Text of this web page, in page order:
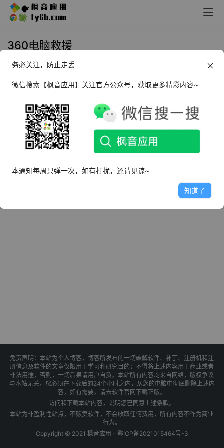
360电脑救援
Windows 360电脑救援 v2.2.0 单
文件版
2021年11月30日
免责声明：本站为个人博客，博客所发布的一切破解软件、补丁、注册机和注
册信息及软件的文章仅限用于学习和研究目的；不得将上述内容用于商业或者
非法用途，否则，一切后果请用户自负。本站所有内容均来自网络，版权争议
与本站无关，您必须在下载后的24个小时之内，从您的电脑中彻底删除上述内
容，如有需要，请去软件官网下载正版。
访问和下载本站内容，说明您已同意上述条款。
本站为非盈利性站点，不贩卖软件，不会收取任何费用，所有内容不作为商业
行为。
Copyright © 2021 枫音应用 - 鄂ICP备2021015464号-3
务必关注，防止走丢
微信搜索【枫音应用】关注官方公众号，获取更多精彩内容~
本通知每周只弹一次，如有打扰，还请见谅~
知道了